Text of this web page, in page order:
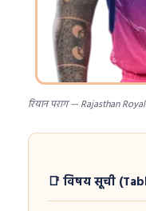
रियान पराग — Rajasthan
📑 विषय सूची